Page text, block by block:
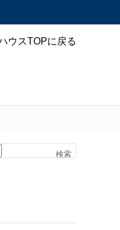
ウスTOPに戻る
検索